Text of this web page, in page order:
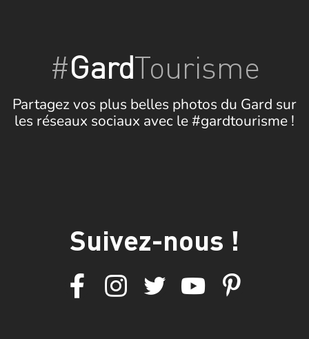
#GardTourisme
Partagez vos plus belles photos du Gard sur
les réseaux sociaux avec le #gardtourisme !
Suivez-nous !